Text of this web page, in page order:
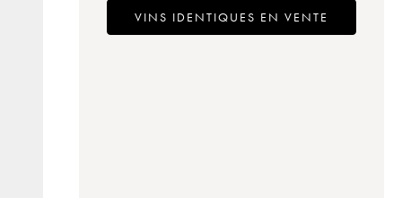
VINS IDENTIQUES EN VENTE